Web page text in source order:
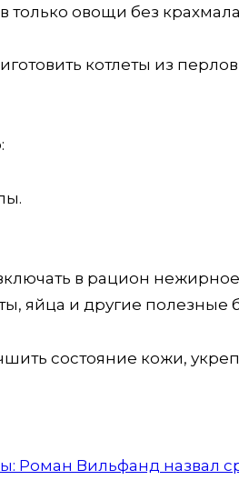
только овощи без
котлеты из
в рацион
яйца и другие полезные
состояние кожи,
Роман Вильфанд назвал